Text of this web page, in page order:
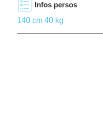
Infos persos
140 cm 40 kg